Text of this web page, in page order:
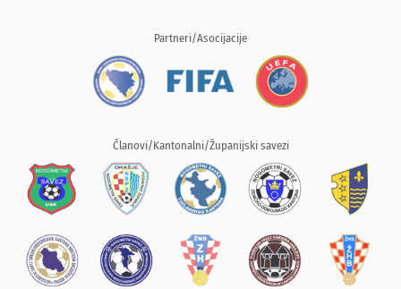
Partneri/Asocijacije
Članovi/Kantonalni/Županijski savezi